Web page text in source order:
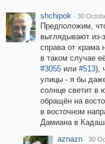
shchipok · 30
Предположим,
выглядывают из-
справа от храма
в таком случае
#3055или #513),
улицы - я бы
солнце светит в
обращён на
в восточном
Дамиана в
aznazn · 30